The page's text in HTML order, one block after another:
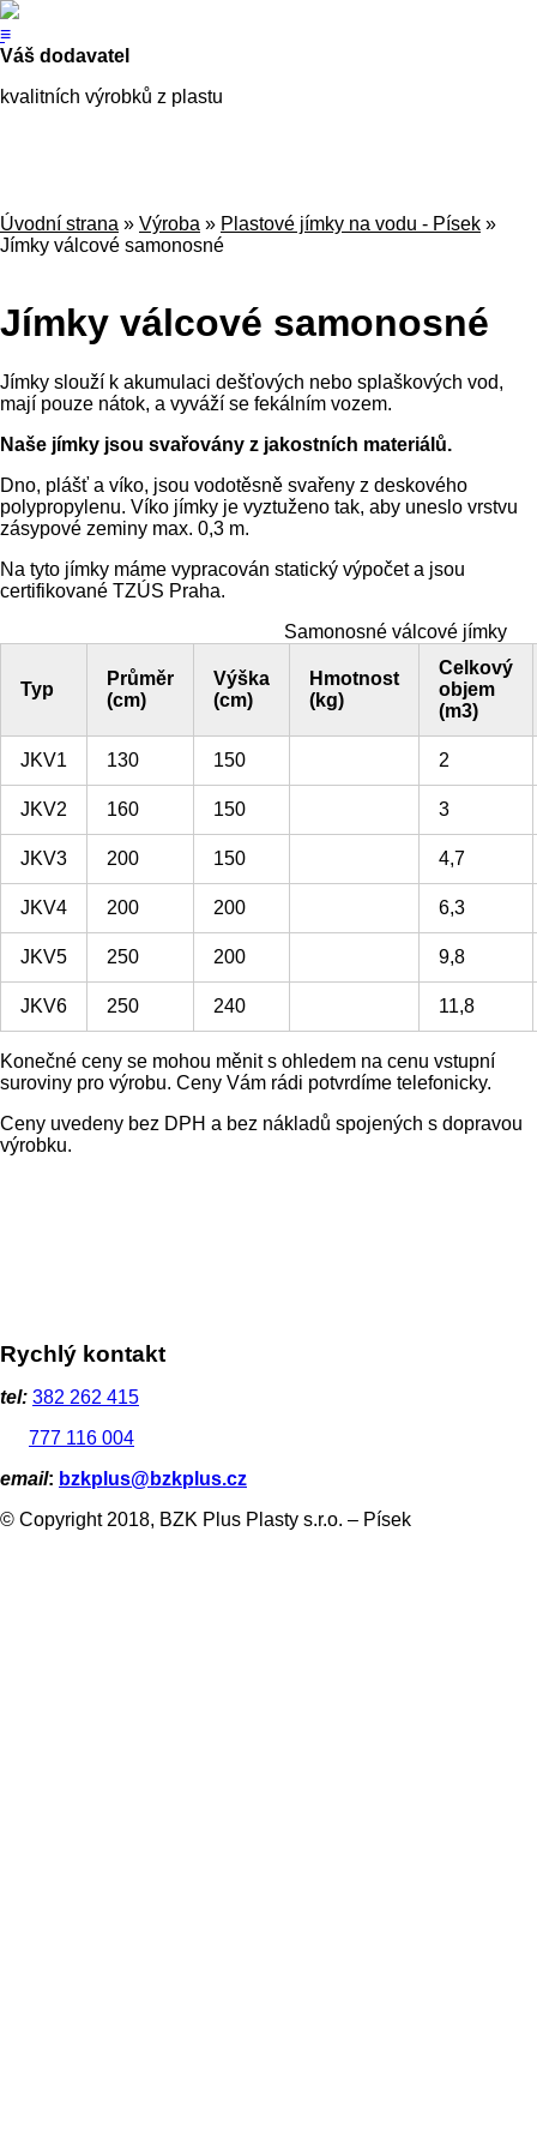
≡
Váš dodavatel
kvalitních výrobků z plastu
Úvodní strana » Výroba » Plastové jímky na vodu - Písek »
Jímky válcové samonosné
Jímky válcové samonosné
Jímky slouží k akumulaci dešťových nebo splaškových vod,
mají pouze nátok, a vyváží se fekálním vozem.
Naše jímky jsou svařovány z jakostních materiálů.
Dno, plášť a víko, jsou vodotěsně svařeny z deskového
polypropylenu. Víko jímky je vyztuženo tak, aby uneslo vrstvu
zásypové zeminy max. 0,3 m.
Na tyto jímky máme vypracován statický výpočet a jsou
certifikované TZÚS Praha.
Typ
Průměr
(cm)
Výška
(cm)
Hmotnost
(kg)
Celkový
objem
(m3)
Samonosné válcové jímky
JKV1 130 150 2
JKV2 160 150 3
JKV3 200 150 4,7
JKV4 200 200 6,3
JKV5 250 200 9,8
JKV6 250 240 11,8
Konečné ceny se mohou měnit s ohledem na cenu vstupní
suroviny pro výrobu. Ceny Vám rádi potvrdíme telefonicky.
Ceny uvedeny bez DPH a bez nákladů spojených s dopravou
výrobku.
Rychlý kontakt
tel: 382 262 415
777 116 004
email: bzkplus@bzkplus.cz
© Copyright 2018, BZK Plus Plasty s.r.o. – Písek